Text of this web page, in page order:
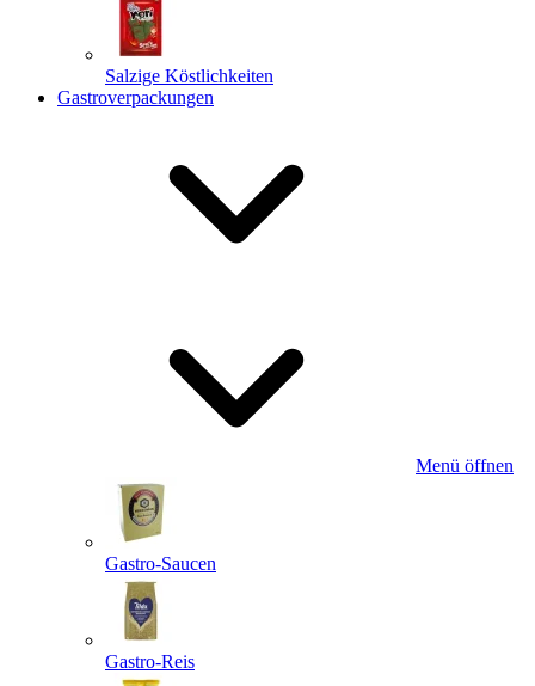
Salzige Köstlichkeiten
Gastroverpackungen
Menü öffnen
Gastro-Saucen
Gastro-Reis